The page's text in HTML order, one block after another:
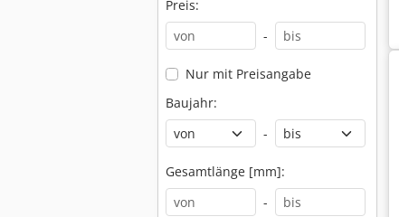
Preis:
-
Nur mit Preisangabe
Baujahr:
-
Gesamtlänge [mm]:
-